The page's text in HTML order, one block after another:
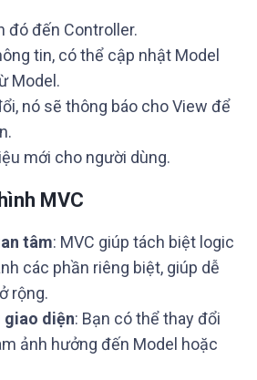
đó đến Controller.
tin, có thể cập nhật Model
Model.
nó sẽ thông báo cho View để
mới cho người dùng.
MVC
tâm: MVC giúp tách biệt logic
các phần riêng biệt, giúp dễ
rộng.
giao diện: Bạn có thể thay đổi
ảnh hưởng đến Model hoặc